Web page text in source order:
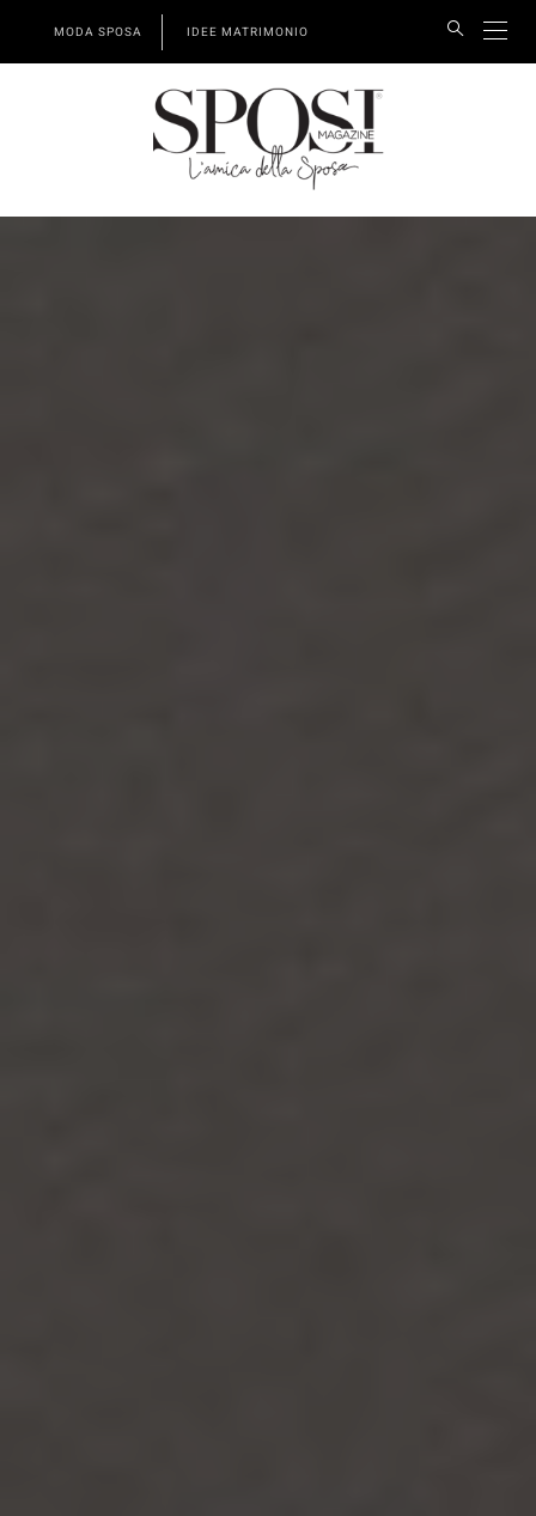
MODA SPOSA IDEE MATRIMONIO